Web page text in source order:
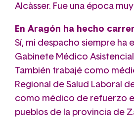
Alcàsser. Fue una época
En Aragón ha hecho
Sí, mi despacho siempre ha
Gabinete Médico
También trabajé como
Regional de Salud Laboral
como médico de refuerzo
pueblos de la provincia de